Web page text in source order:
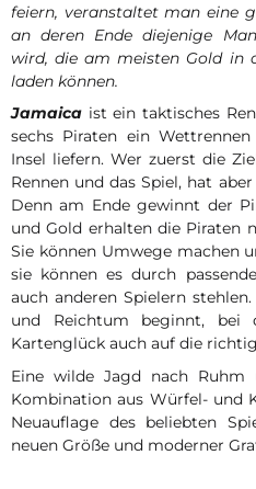
feiern, veranstaltet man eine
an deren Ende diejenige
wird, die am meisten Gold in
laden können.
Jamaica ist ein taktisches
sechs Piraten ein
Insel liefern. Wer zuerst die
Rennen und das Spiel, hat
Denn am Ende gewinnt der
und Gold erhalten die Piraten
Sie können Umwege machen
sie können es durch
auch anderen Spielern
und Reichtum beginnt, bei
Kartenglück auch auf die
Eine wilde Jagd nach Ruhm
Kombination aus Würfel- und
Neuauflage des beliebten
neuen Größe und moderner